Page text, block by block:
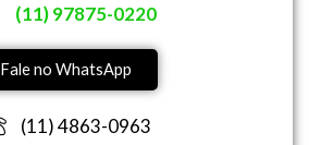
(11) 97875-0220
Fale no WhatsApp
(11) 4863-0963